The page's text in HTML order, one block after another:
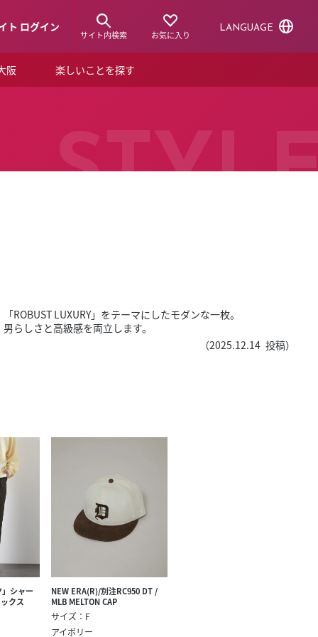
ト ログイン
サイト内検索 お気に入り
LANGUAGE
阪
たい方）
楽しいことを探す
ショップニュース
ルクアスタイル
ROBUST LUXURY」をテーマにしたモダンな一枚。
らしさと高級感を両立します。
（2025.12.14 投稿）
」シャー
クス
NEW ERA(R)/別注RC950 DT /
MLB MELTON CAP
サイズ：F
アイボリー